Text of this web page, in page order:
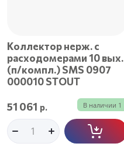
Коллектор нерж. с
расходомерами 10 вых.
(п/компл.) SMS 0907
000010 STOUT
В наличии 1
51 061 р.